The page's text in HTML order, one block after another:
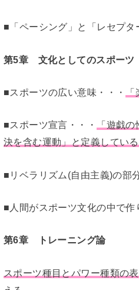
■「ペーシング」と「レセプタ
第5章 文化としてのスポーツ
■スポーツの広い意味・・・
■スポーツ宣言・・・
「遊戯
決を含む運動」と定義している
■リベラリズム(自由主義)の部
■人間がスポーツ文化の中で
第6章 トレーニング論
スポーツ種目とパワー種類の